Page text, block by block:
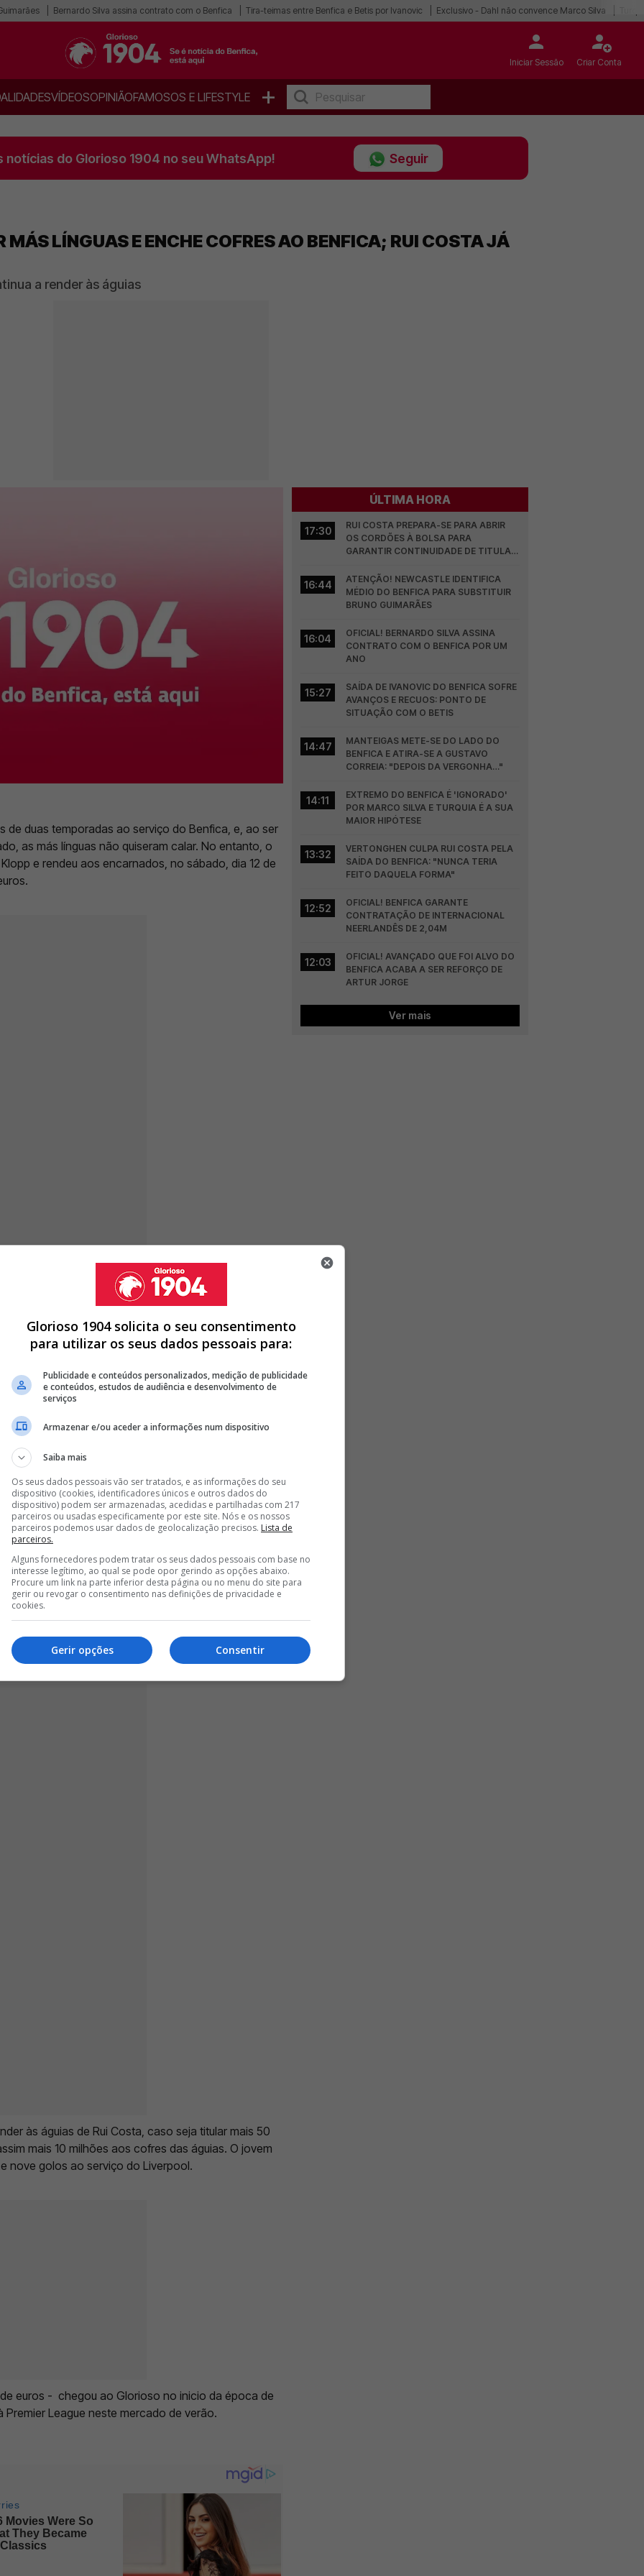
Bernardo Silva assina contrato com o Benfica Tira-teimas entre Benfica e Betis por Ivanovic Exclusivo - Dahl não convence Marco Silva
Iniciar Sessão Criar Conta
VÍDEOSOPINIÃOFAMOSOS E LIFESTYLE +
notícias do Glorioso 1904 no seu WhatsApp! Seguir
LÍNGUAS E ENCHE COFRES AO BENFICA; RUI COSTA JÁ
a render às águias
de duas temporadas ao serviço do Benfica, e, ao ser
as más línguas não quiseram calar. No entanto, o
e rendeu aos encarnados, no sábado, dia 12 de
MÉDIO DO BENFICA PARA GUIMARÃES
MARCO SILVA E PRETENDE LEVAR ALVO DO BENFICA PARA
BENFICA E OBRIGA MARCO SILVA A PROCURAR OUTRA
< >
por 10 vezes, cumprido, o uruguaio continua a
já 80 milhões com o atleta. Para além de ter sido
de início diante do Southampton, o camisola 27
vitória da turma de Klopp.
às águias de Rui Costa, caso seja titular mais 50
mais 10 milhões aos cofres das águias. O jovem
nove golos ao serviço do Liverpool.
euros - chegou ao Glorioso no inicio da época de
League neste mercado de verão.
ÚLTIMA HORA
17:30
RUI COSTA PREPARA-SE PARA ABRIR
OS CORDÕES À BOLSA PARA
GARANTIR CONTINUIDADE DE TITULAR
16:44
ATENÇÃO! NEWCASTLE IDENTIFICA
MÉDIO DO BENFICA PARA SUBSTITUIR
BRUNO GUIMARÃES
16:04
OFICIAL! BERNARDO SILVA ASSINA
CONTRATO COM O BENFICA POR UM
ANO
15:27
SAÍDA DE IVANOVIC DO BENFICA SOFRE
AVANÇOS E RECUOS: PONTO DE
SITUAÇÃO COM O BETIS
14:47
MANTEIGAS METE-SE DO LADO DO
BENFICA E ATIRA-SE A GUSTAVO
CORREIA: "DEPOIS DA VERGONHA…"
14:11
EXTREMO DO BENFICA É 'IGNORADO'
POR MARCO SILVA E TURQUIA É A SUA
MAIOR HIPÓTESE
13:32
VERTONGHEN CULPA RUI COSTA PELA
SAÍDA DO BENFICA: "NUNCA TERIA
FEITO DAQUELA FORMA"
12:52
OFICIAL! BENFICA GARANTE
CONTRATAÇÃO DE INTERNACIONAL
NEERLANDÊS DE 2,04M
12:03
OFICIAL! AVANÇADO QUE FOI ALVO DO
BENFICA ACABA A SER REFORÇO DE
ARTUR JORGE
Ver mais
Glorioso 1904 solicita o seu consentimento
para utilizar os seus dados pessoais para:
Publicidade e conteúdos personalizados, medição de publicidade
e conteúdos, estudos de audiência e desenvolvimento de
serviços
Armazenar e/ou aceder a informações num dispositivo
Saiba mais
Os seus dados pessoais vão ser tratados, e as informações do seu
dispositivo (cookies, identificadores únicos e outros dados do
dispositivo) podem ser armazenadas, acedidas e partilhadas com 217
parceiros ou usadas especificamente por este site. Nós e os nossos
parceiros podemos usar dados de geolocalização precisos. Lista de
parceiros.
Alguns fornecedores podem tratar os seus dados pessoais com base no
interesse legítimo, ao qual se pode opor gerindo as opções abaixo.
Procure um link na parte inferior desta página ou no menu do site para
gerir ou revogar o consentimento nas definições de privacidade e
cookies.
Consentir
Gerir opções